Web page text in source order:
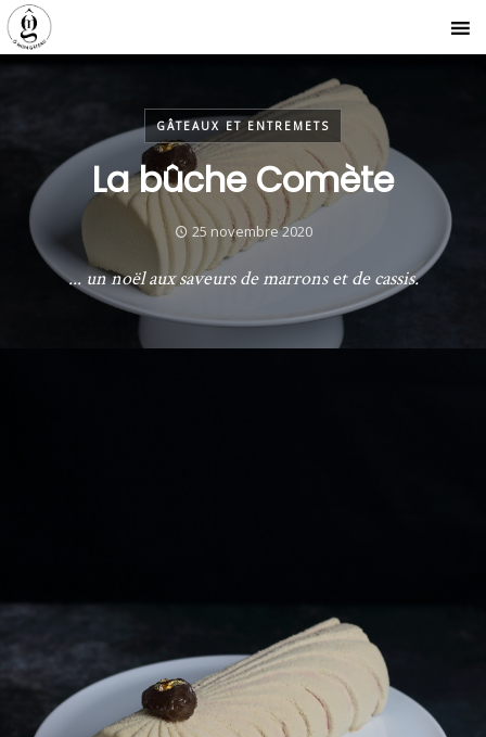
GÂTEAUX ET ENTREMETS
La bûche Comète
25 novembre 2020
... un noël aux saveurs de marrons et de cassis.